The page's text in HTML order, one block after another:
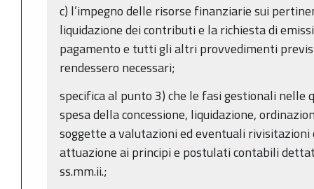
c) l’impegno delle risorse finanziarie sui
liquidazione dei contributi e la richiesta di
pagamento e tutti gli altri provvedimenti
rendessero necessari;
specifica al punto 3) che le fasi gestionali nelle
spesa della concessione, liquidazione,
soggette a valutazioni ed eventuali
attuazione ai principi e postulati contabili
ss.mm.ii.;